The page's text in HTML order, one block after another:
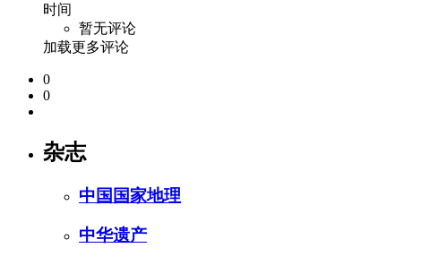
时间
暂无评论
加载更多评论
0
0
杂志
中国国家地理
中华遗产